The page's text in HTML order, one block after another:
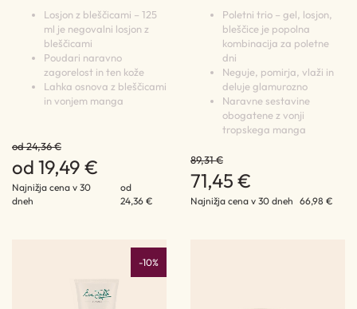
Losjon z bleščicami – 125
ml je negovalni losjon z
bleščicami
Poudari naravno
zagorelost in ten kože
Lahka osnova z bleščicami
in vonjem manga
od 24,36 €
od 19,49 €
Najnižja cena v 30
dneh
od
24,36 €
Poletni trio – gel, losjon,
bleščice je popolna
kombinacija za poletne
dni
Neguje, pomirja, vlaži in
deluje glamurozno
Naravne sestavine
obogatene z vonji
tropskega manga
89,31 €
71,45 €
Najnižja cena v 30 dneh 66,98 €
-10%